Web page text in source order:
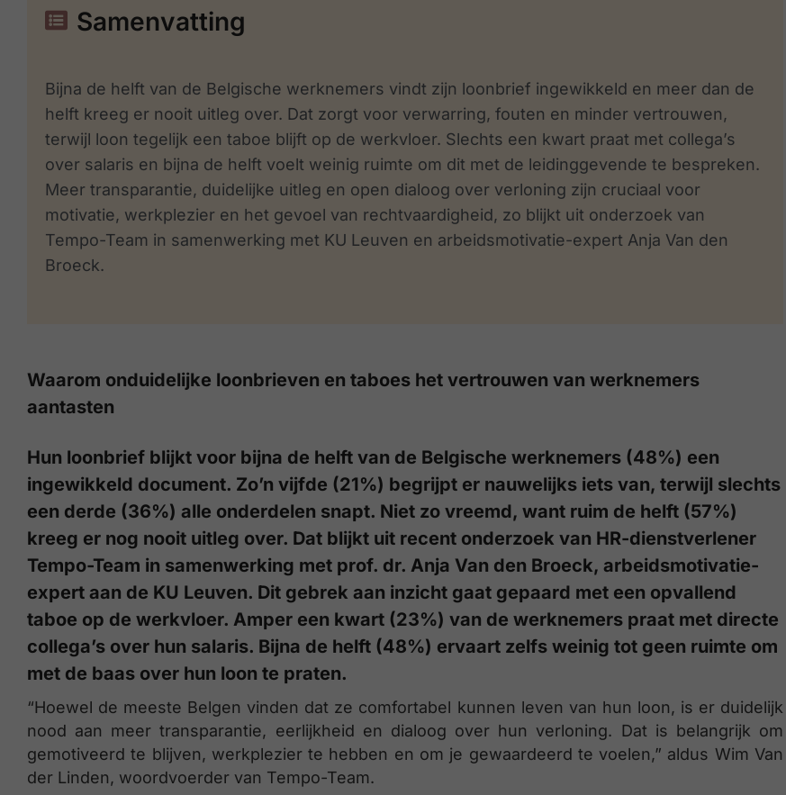
Samenvatting
Bijna de helft van de Belgische werknemers vindt zijn loonbrief ingewikkeld en meer dan de
helft kreeg er nooit uitleg over. Dat zorgt voor verwarring, fouten en minder vertrouwen,
terwijl loon tegelijk een taboe blijft op de werkvloer. Slechts een kwart praat met collega’s
over salaris en bijna de helft voelt weinig ruimte om dit met de leidinggevende te bespreken.
Meer transparantie, duidelijke uitleg en open dialoog over verloning zijn cruciaal voor
motivatie, werkplezier en het gevoel van rechtvaardigheid, zo blijkt uit onderzoek van
Tempo-Team in samenwerking met KU Leuven en arbeidsmotivatie-expert Anja Van den
Broeck.
Waarom onduidelijke loonbrieven en taboes het vertrouwen van werknemers
aantasten
Hun loonbrief blijkt voor bijna de helft van de Belgische werknemers (48%) een
ingewikkeld document. Zo’n vijfde (21%) begrijpt er nauwelijks iets van, terwijl slechts
een derde (36%) alle onderdelen snapt. Niet zo vreemd, want ruim de helft (57%)
kreeg er nog nooit uitleg over. Dat blijkt uit recent onderzoek van HR-dienstverlener
Tempo-Team in samenwerking met prof. dr. Anja Van den Broeck, arbeidsmotivatie-
expert aan de KU Leuven. Dit gebrek aan inzicht gaat gepaard met een opvallend
taboe op de werkvloer. Amper een kwart (23%) van de werknemers praat met directe
collega’s over hun salaris. Bijna de helft (48%) ervaart zelfs weinig tot geen ruimte om
met de baas over hun loon te praten.
“Hoewel de meeste Belgen vinden dat ze comfortabel kunnen leven van hun loon, is er duidelijk
nood aan meer transparantie, eerlijkheid en dialoog over hun verloning. Dat is belangrijk om
gemotiveerd te blijven, werkplezier te hebben en om je gewaardeerd te voelen,” aldus Wim Van
der Linden, woordvoerder van Tempo-Team.